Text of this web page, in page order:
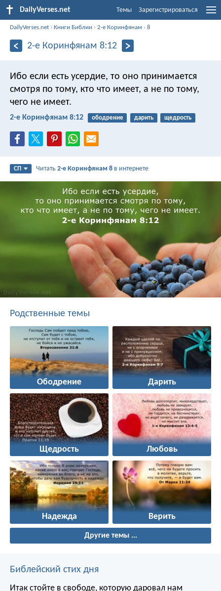
DailyVerses.net Темы Зарегистрироваться
DailyVerses.net ›Книги Библии ›2-е Коринфянам ›8
2-е Коринфянам 8:12
Ибо если есть усердие, то оно принимается
смотря по тому, кто что имеет, а не по тому,
чего не имеет.
2-е Коринфянам 8:12 ободрение дарить щедрость
СП Читать2-е Коринфянам 8 в интернете
Родственные темы
Ободрение Дарить
Щедрость Любовь
Надежда Верить
Другие темы ...
Библейский стих дня
Итак стойте в свободе, которую даровал нам